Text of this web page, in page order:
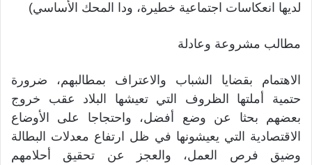
لديها انعكاسات اجتماعية خطيرة، ودا المحك الأساسي)
مطالب مشروعة وعادلة
الاهتمام بقضايا الشباب والاعتراف بمطالبهم، ضرورة
حتمية أملتها الظروف التي تعيشها البلاد عقب خروج
بعضهم بحثا عن وضع أفضل، واحتجاجا على الأوضاع
الاقتصادية التي يعيشونها في ظل ارتفاع معدلات البطالة
وضيق فرص العمل، والعجز عن تحقيق أحلامهم